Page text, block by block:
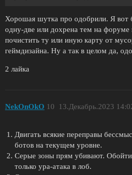
Хорошая шутка про одобрили. Я вот
одну-две или дохрена тем на форуме
почистить ту или иную карту от
геймдизайна. Ну а так в целом да,
2 лайка
NekOnOkO 13.Декабрь.2023
10
Двигать всякие переправы
ботов на текущем уровне.
Серые зоны прям убивают.
только ура-атака в лоб.